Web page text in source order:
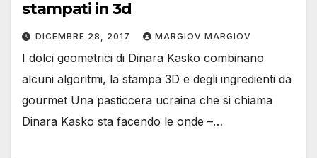
stampati in 3d
DICEMBRE 28, 2017 MARGIOV MARGIOV
I dolci geometrici di Dinara Kasko combinano
alcuni algoritmi, la stampa 3D e degli ingredienti da
gourmet Una pasticcera ucraina che si chiama
Dinara Kasko sta facendo le onde –…